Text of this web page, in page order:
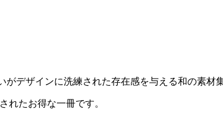
デザインに洗練された存在感を与える和の素材
れたお得な一冊です。